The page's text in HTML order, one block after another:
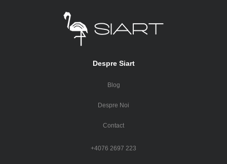
Despre Siart
Blog
Despre Noi
Contact
+4076 2697 223